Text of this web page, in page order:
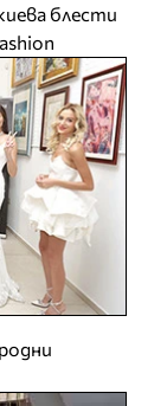
блести